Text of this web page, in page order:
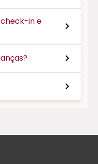
check-in e